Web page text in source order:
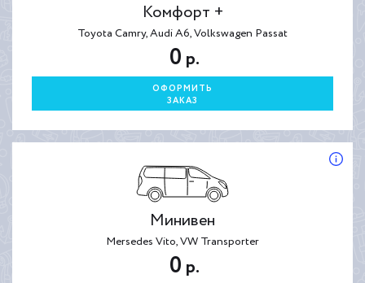
Комфорт +
Toyota Camry, Audi A6, Volkswagen Passat
0 р.
ОФОРМИТЬ
ЗАКАЗ
Минивен
Mersedes Vito, VW Transporter
0 р.